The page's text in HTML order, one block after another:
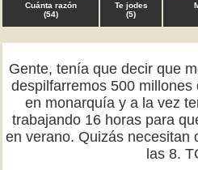
Cuánta razón
(54)
Te jodes
(5)
Gente, tenía que decir que
despilfarremos 500
en monarquía y a la vez
trabajando 16 horas para
en verano. Quizás necesitan
las 8.